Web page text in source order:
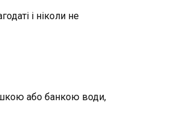
і ніколи не
або банкою води,